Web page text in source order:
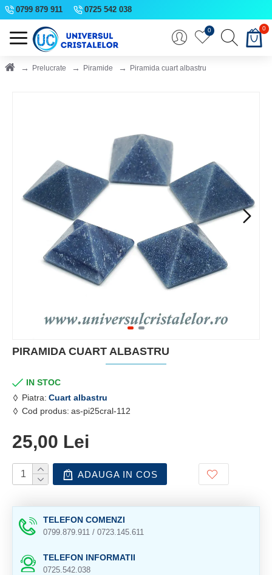
0799 879 911 0725 542 038
0 0
Prelucrate Piramide Piramida cuart albastru
PIRAMIDA CUART ALBASTRU
IN STOC
Piatra: Cuart albastru
Cod produs: as-pi25cral-112
25,00 Lei
ADAUGA IN COS
TELEFON COMENZI
0799.879.911 / 0723.145.611
TELEFON INFORMATII
0725.542.038